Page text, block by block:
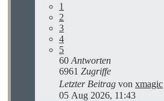
1
2
3
4
5
60 Antworten
6961 Zugriffe
Letzter Beitrag von xmagic
05 Aug 2026, 11:43